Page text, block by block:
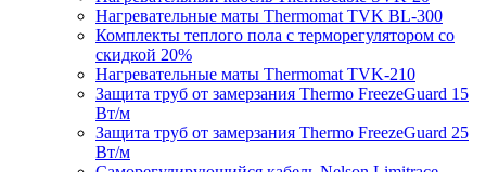
Нагревательные маты Thermomat TVK BL-300
Комплекты теплого пола с терморегулятором со
скидкой 20%
Нагревательные маты Thermomat TVK-210
Защита труб от замерзания Thermo FreezeGuard 15
Вт/м
Защита труб от замерзания Thermo FreezeGuard 25
Вт/м